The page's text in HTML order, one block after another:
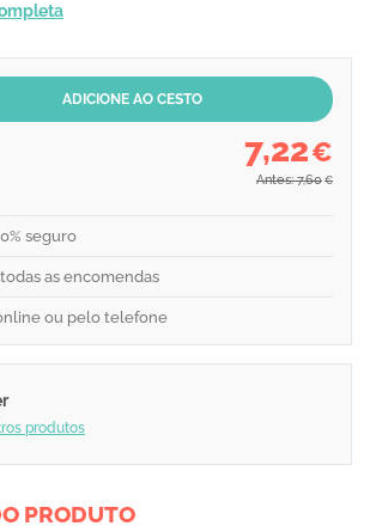
7,22€
Antes: 7,60 €
seguro
as encomendas
ou pelo telefone
produtos
PRODUTO